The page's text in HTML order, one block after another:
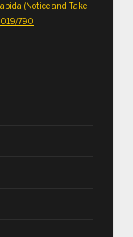
(Notice and Take
790